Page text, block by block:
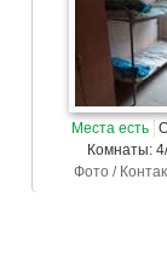
Места есть
Комнаты:
Фото /